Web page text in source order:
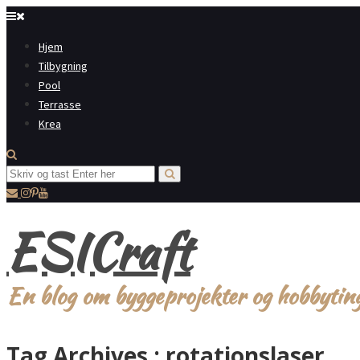
Hjem
Tilbygning
Pool
Terrasse
Krea
ESICraft
En blog om byggeprojekter og